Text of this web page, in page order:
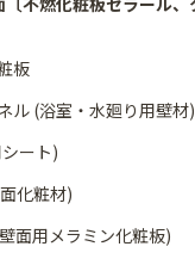
板
ル (浴室・水廻り用壁材)
ート)
化粧材)
面用メラミン化粧板)